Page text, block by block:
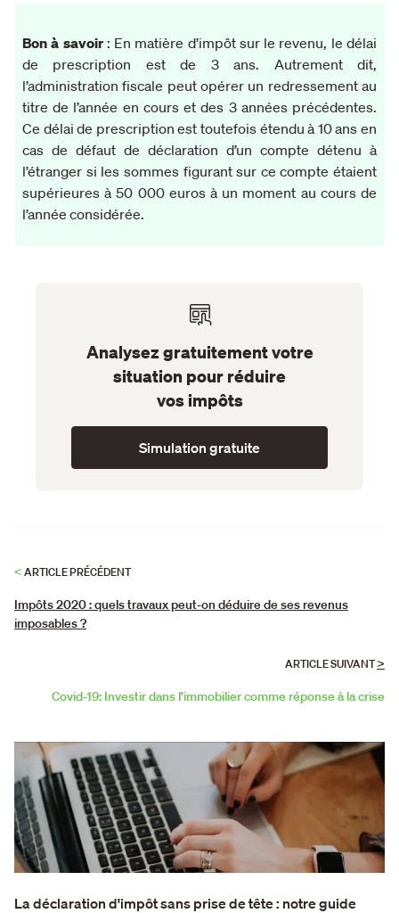
Bon à savoir: En matière d’impôt sur le revenu, le délai
de prescription est de 3 ans. Autrement dit,
l’administration fiscale peut opérer un redressement au
titre de l’année en cours et des 3 années précédentes.
Ce délai de prescription est toutefois étendu à 10 ans en
cas de défaut de déclaration d’un compte détenu à
l’étranger si les sommes figurant sur ce compte étaient
supérieures à 50 000 euros à un moment au cours de
l’année considérée.
Analysez gratuitement votre
situation pour réduire
vos impôts
Simulation gratuite
<ARTICLE PRÉCÉDENT
Impôts 2020 : quels travaux peut-on déduire de ses revenus
imposables ?
ARTICLE SUIVANT>
Covid-19: Investir dans l’immobilier comme réponse à la crise
La déclaration d'impôt sans prise de tête : notre guide